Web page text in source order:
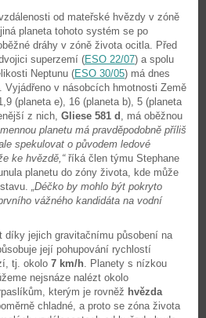
od mateřské hvězdy v zóně
planeta tohoto systém se po
dráhy v zóně života ocitla. Před
superzemí (ESO 22/07) a spolu
Neptunu (ESO 30/05) má dnes
Vyjádřeno v násobcích hmotnosti Země
(planeta e), 16 (planeta b), 5 (planeta
z nich, Gliese 581 d , má oběžnou
planetu má pravděpodobně příliš
spekulovat o původem ledové
ke hvězdě,“ říká člen týmu Stephane
planetu do zóny života, kde může
„Déčko by mohlo být pokryto
vážného kandidáta na vodní
díky jejich gravitačnímu působení na
její pohupování rychlostí
tj. okolo 7 km/h. Planety s nízkou
nejsnáze nalézt okolo
kterým je rovněž hvězda
chladné, a proto se zóna života